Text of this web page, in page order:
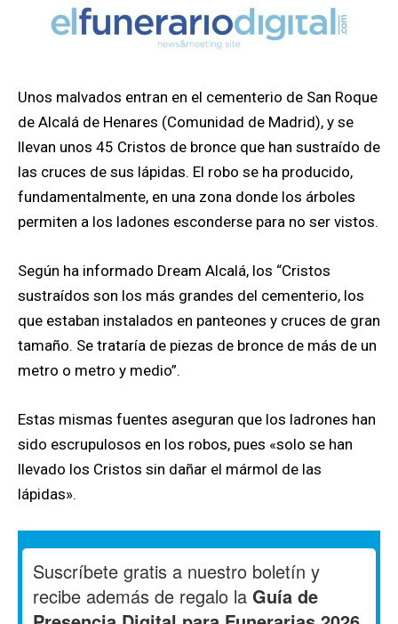
Unos malvados entran en el cementerio de San Roque
de Alcalá de Henares (Comunidad de Madrid), y se
llevan unos 45 Cristos de bronce que han sustraído de
las cruces de sus lápidas. El robo se ha producido,
fundamentalmente, en una zona donde los árboles
permiten a los ladones esconderse para no ser vistos.
Según ha informado Dream Alcalá, los “Cristos
sustraídos son los más grandes del cementerio, los
que estaban instalados en panteones y cruces de gran
tamaño. Se trataría de piezas de bronce de más de un
metro o metro y medio”.
Estas mismas fuentes aseguran que los ladrones han
sido escrupulosos en los robos, pues «solo se han
llevado los Cristos sin dañar el mármol de las
lápidas».